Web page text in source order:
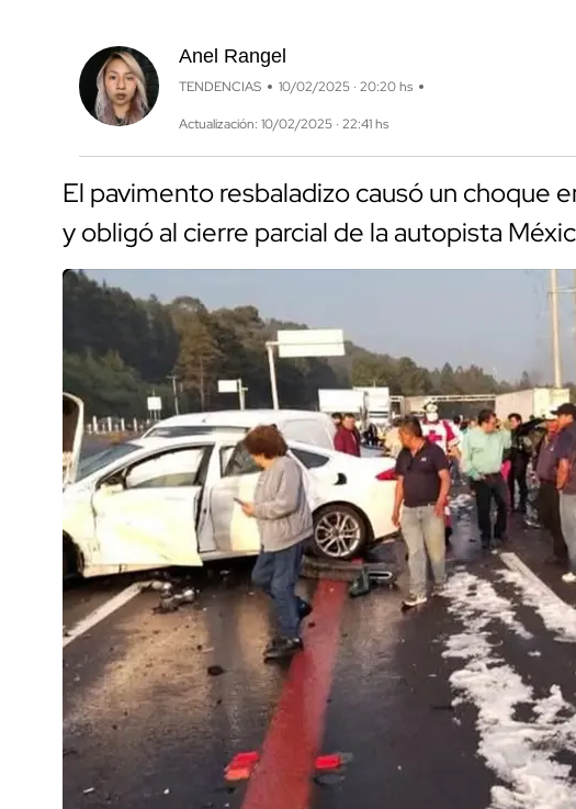
Anel Rangel
TENDENCIAS 10/02/2025 · 20:20 hs
Actualización: 10/02/2025 · 22:41 hs
El pavimento resbaladizo causó un choque
y obligó al cierre parcial de la autopista